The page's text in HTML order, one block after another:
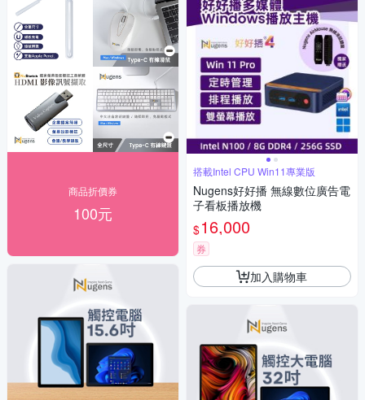
商品折價券
100元
搭載Intel CPU Win11專業版
Nugens好好播 無線數位廣告電
子看板播放機
$16,000
券
加入購物車